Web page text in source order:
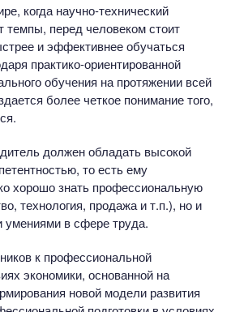
когда научно-технический
темпы, перед человеком стоит
и эффективнее обучаться
практико-ориентированной
обучения на протяжении всей
более четкое понимание того,
должен обладать высокой
то есть ему
хорошо знать профессиональную
технология, продажа и т.п.), но и
умениями в сфере труда.
к профессиональной
экономики, основанной на
новой модели развития